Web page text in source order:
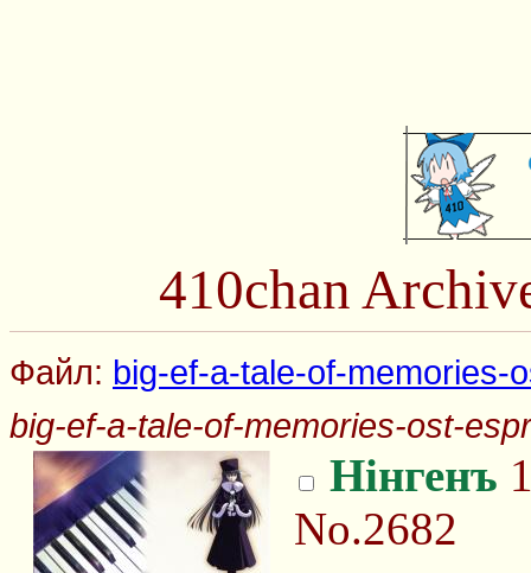
410chan
Файл: big-ef-a-tale-of-memories-
big-ef-a-tale-of-memories-ost-
Нінгенъ
No.2682